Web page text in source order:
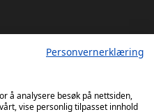
Personvernerklæring
å analysere besøk på nettsiden,
vise personlig tilpasset innhold